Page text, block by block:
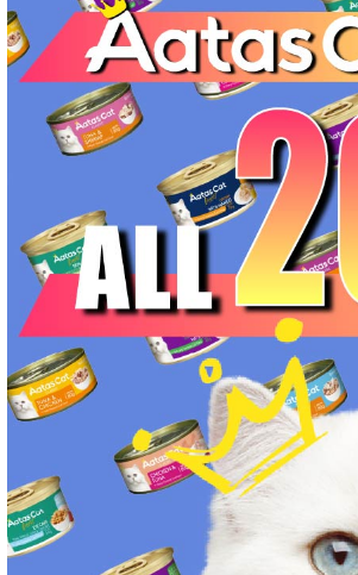
肥満ケア対応 フード for DOG
泌尿器ケア対応 フード for DOG
胃腸ケア対応 フード for DOG
口腔内・喉ケア対応商品 犬用
心臓ケア対応ドッグフード
皮膚・被毛ケア対応 フード for DOG
低脂肪 ドライフード for DOG